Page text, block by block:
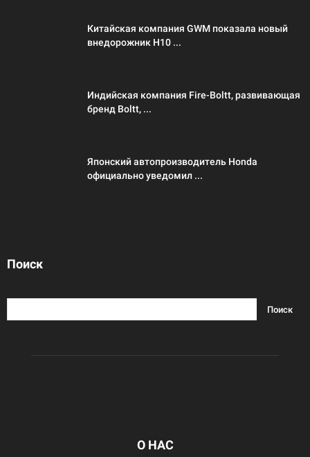
Китайская компания GWM показала новый
внедорожник H10 ...
Индийская компания Fire-Boltt, развивающая
бренд Boltt, ...
Японский автопроизводитель Honda
официально уведомил ...
Поиск
О НАС